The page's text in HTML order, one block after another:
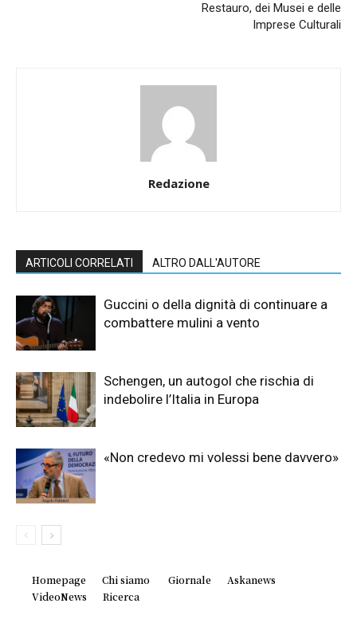
Restauro, dei Musei e delle
Imprese Culturali
Redazione
ARTICOLI CORRELATI ALTRO DALL'AUTORE
Guccini o della dignità di continuare a
combattere mulini a vento
Schengen, un autogol che rischia di
indebolire l’Italia in Europa
«Non credevo mi volessi bene davvero»
Homepage Chi siamo Giornale
Askanews
VideoNews
Ricerca